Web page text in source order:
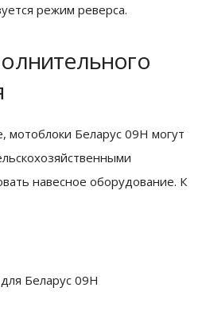
режим реверса.
мотоблоки Беларус 09Н могут
навесное оборудование. К
Беларус 09Н